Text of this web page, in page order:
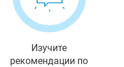
Изучите
рекомендации по